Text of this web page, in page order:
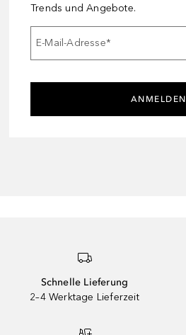
Trends und Angebote.
E-Mail-Adresse*
ANMELDEN
Schnelle Lieferung
2–4 Werktage Lieferzeit